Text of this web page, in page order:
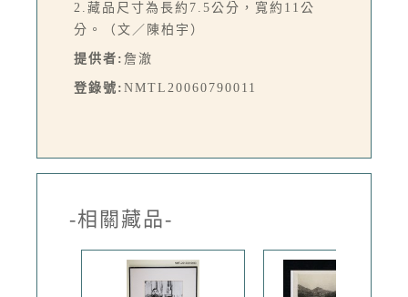
2.藏品尺寸為長約7.5公分，寬約11公
分。（文／陳柏宇）
提供者: 詹澈
登錄號: NMTL20060790011
-相關藏品-